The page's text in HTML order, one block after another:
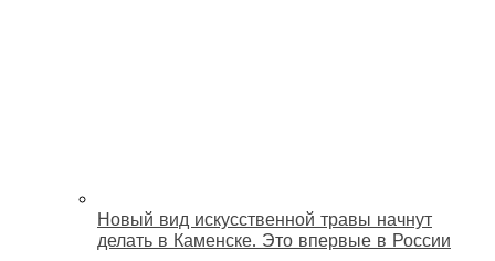
Новый вид искусственной травы начнут
делать в Каменске. Это впервые в России